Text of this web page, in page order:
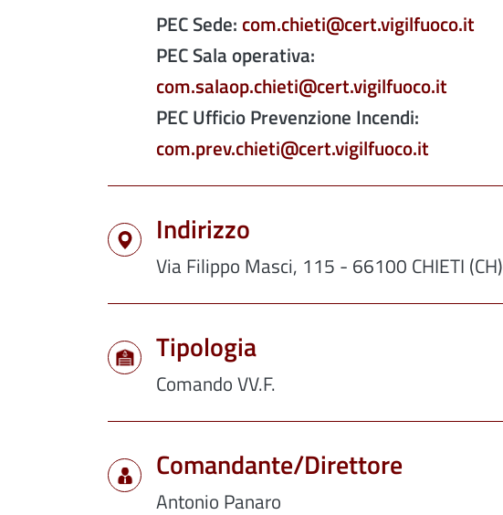
PEC Sede: com.chieti@cert.vigilfuoco.it
PEC Sala operativa:
com.salaop.chieti@cert.vigilfuoco.it
PEC Ufficio Prevenzione Incendi:
com.prev.chieti@cert.vigilfuoco.it
Indirizzo
Via Filippo Masci, 115 - 66100 CHIETI (CH)
Tipologia
Comando VV.F.
Comandante/Direttore
Antonio Panaro